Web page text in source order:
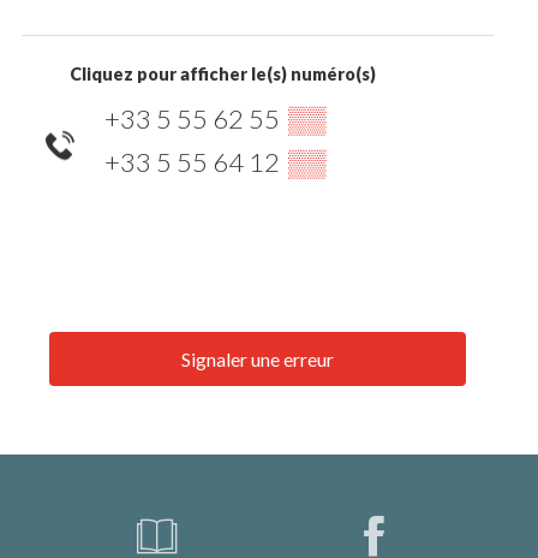
Cliquez pour afficher le(s) numéro(s)
+33 5 55 62 55 ▒▒
+33 5 55 64 12 ▒▒
Signaler une erreur